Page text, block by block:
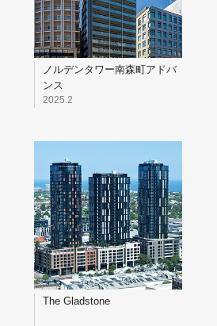
ノルデンタワー南森町アドバ
ンス
2025.2
The Gladstone